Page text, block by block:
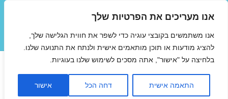
אנו מעריכים את הפרטיות שלך
אנו משתמשים בקובצי עוגיה כדי לשפר את חווית הגלישה שלך,
להציג מודעות או תוכן מותאמים אישית ולנתח את התנועה שלנו.
בלחיצה על "אישור", אתה מסכים לשימוש שלנו בעוגיות.
התאמה אישית דחה הכל אישור
תפריטים
ווידג'טים
טיסות זולות ללרנקה בינואר
08/01/2017